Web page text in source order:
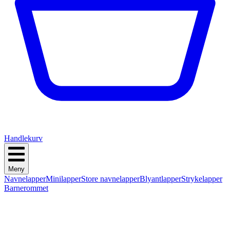
Handlekurv
Meny
NavnelapperMinilapperStore navnelapperBlyantlapperStrykelapper
Barnerommet